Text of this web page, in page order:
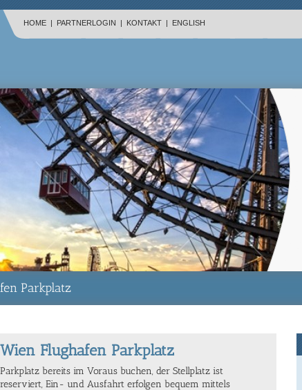
HOME | PARTNERLOGIN | KONTAKT | ENGLISH
Parkplatz
Wien Flughafen Parkplatz
Parkplatz bereits im Voraus buchen, der Stellplatz ist
reserviert, Ein- und Ausfahrt erfolgen bequem mittels